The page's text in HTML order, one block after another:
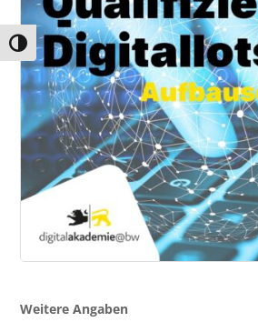
Umschalten auf hohe Kontraste
Weitere Angaben